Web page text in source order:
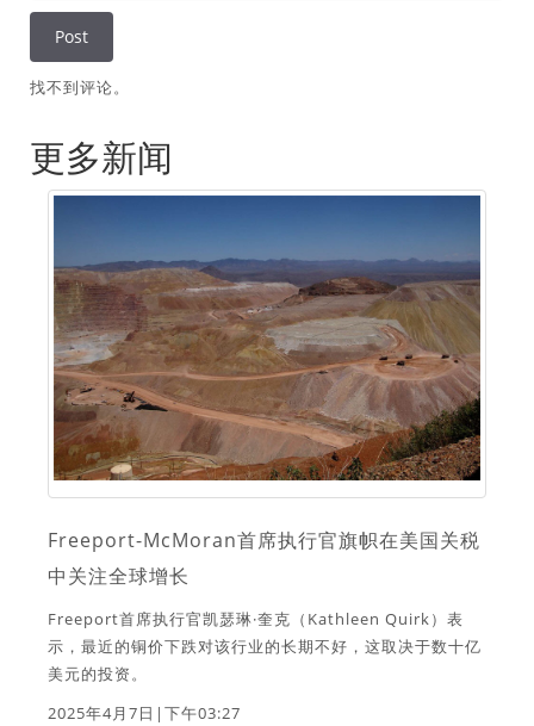
找不到评论。
更多新闻
Freeport-McMoran首席执行官旗帜在美国关税
中关注全球增长
Freeport首席执行官凯瑟琳·奎克（Kathleen Quirk）表
示，最近的铜价下跌对该行业的长期不好，这取决于数十亿
美元的投资。
2025年4月7日|下午03:27